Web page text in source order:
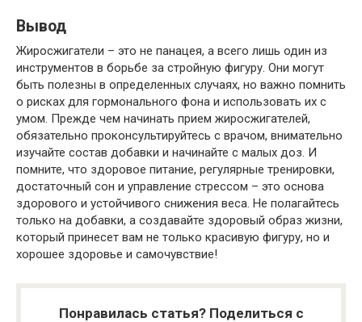
Вывод
Жиросжигатели – это не панацея, а всего лишь один из
инструментов в борьбе за стройную фигуру. Они могут
быть полезны в определенных случаях, но важно помнить
о рисках для гормонального фона и использовать их с
умом. Прежде чем начинать прием жиросжигателей,
обязательно проконсультируйтесь с врачом, внимательно
изучайте состав добавки и начинайте с малых доз. И
помните, что здоровое питание, регулярные тренировки,
достаточный сон и управление стрессом – это основа
здорового и устойчивого снижения веса. Не полагайтесь
только на добавки, а создавайте здоровый образ жизни,
который принесет вам не только красивую фигуру, но и
хорошее здоровье и самочувствие!
Понравилась статья? Поделиться с